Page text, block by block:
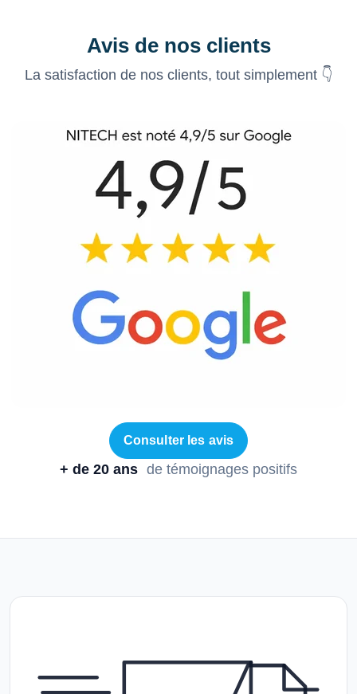
Avis de nos clients
La satisfaction de nos clients, tout simplement 👇
Consulter les avis
+ de 20 ans de témoignages positifs